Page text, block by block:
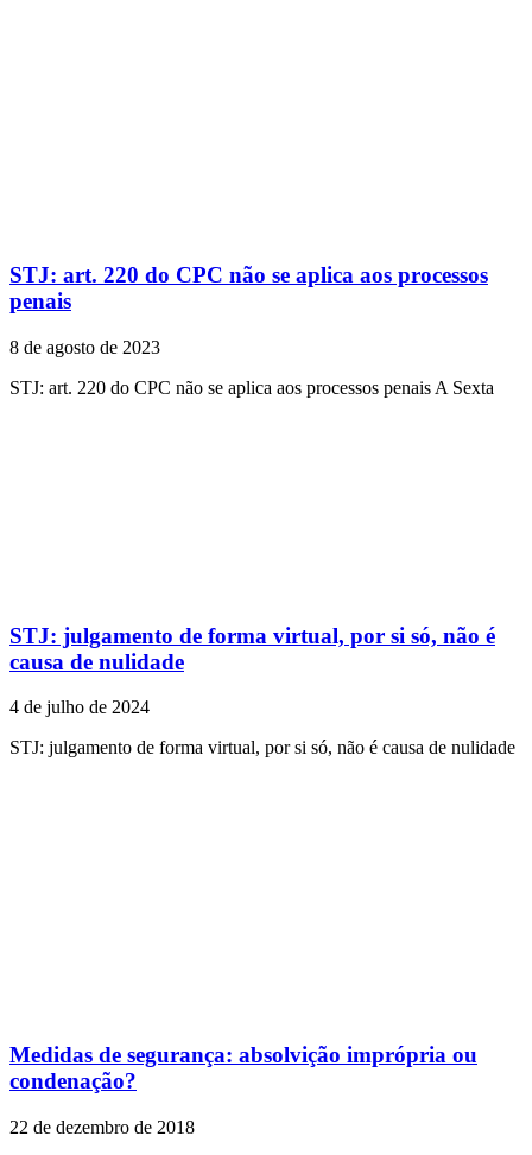
STJ: art. 220 do CPC não se aplica aos processos
penais
8 de agosto de 2023
STJ: art. 220 do CPC não se aplica aos processos penais A Sexta
STJ: julgamento de forma virtual, por si só, não é
causa de nulidade
4 de julho de 2024
STJ: julgamento de forma virtual, por si só, não é causa de nulidade
Medidas de segurança: absolvição imprópria ou
condenação?
22 de dezembro de 2018